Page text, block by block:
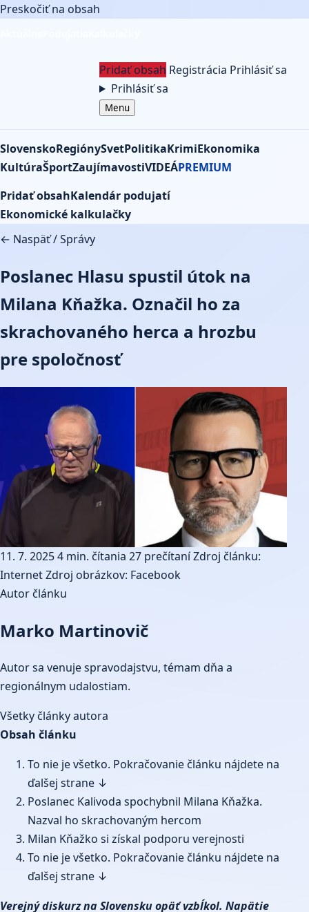
Preskočiť na obsah
Pridať obsah Registrácia Prihlásiť sa
Prihlásiť sa
Menu
SlovenskoRegiónySvetPolitikaKrimiEkonomika
KultúraŠportZaujímavostiVIDEÁPREMIUM
Pridať obsahKalendár podujatí
Ekonomické kalkulačky
← Naspäť/Správy
Poslanec Hlasu spustil útok na
Milana Kňažka. Označil ho za
skrachovaného herca a hrozbu
pre spoločnosť
11. 7. 20254 min. čítania 27 prečítaníZdroj článku:
InternetZdroj obrázkov: Facebook
Autor článku
Marko Martinovič
Autor sa venuje spravodajstvu, témam dňa a
regionálnym udalostiam.
Všetky články autora
Obsah článku
To nie je všetko. Pokračovanie článku nájdete na
ďalšej strane ↓
Poslanec Kalivoda spochybnil Milana Kňažka.
Nazval ho skrachovaným hercom
Milan Kňažko si získal podporu verejnosti
To nie je všetko. Pokračovanie článku nájdete na
ďalšej strane ↓
Verejný diskurz na Slovensku opäť vzbĺkol. Napätie